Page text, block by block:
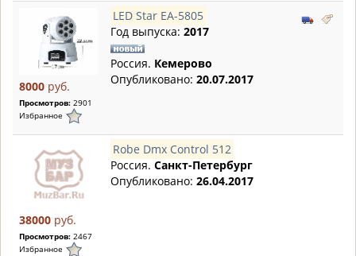
8000 руб.
Просмотров: 2901
Избранное
LED Star EA-5805
Год выпуска: 2017
Россия. Кемерово
Опубликовано: 20.07.2017
38000 руб.
Просмотров: 2467
Избранное
Robe Dmx Control 512
Россия. Санкт-Петербург
Опубликовано: 26.04.2017